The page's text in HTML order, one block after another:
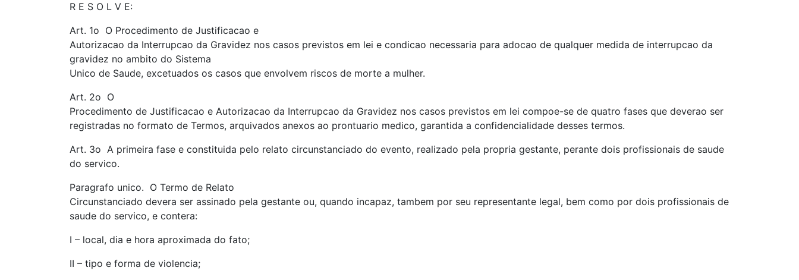
R E S O L V E:
Art. 1o O Procedimento de Justificacao e
Autorizacao da Interrupcao da Gravidez nos casos previstos em lei e condicao necessaria para adocao de qualquer medida de interrupcao da
gravidez no ambito do Sistema
Unico de Saude, excetuados os casos que envolvem riscos de morte a mulher.
Art. 2o O
Procedimento de Justificacao e Autorizacao da Interrupcao da Gravidez nos casos previstos em lei compoe-se de quatro fases que deverao ser
registradas no formato de Termos, arquivados anexos ao prontuario medico, garantida a confidencialidade desses termos.
Art. 3o A primeira fase e constituida pelo relato circunstanciado do evento, realizado pela propria gestante, perante dois profissionais de saude
do servico.
Paragrafo unico. O Termo de Relato
Circunstanciado devera ser assinado pela gestante ou, quando incapaz, tambem por seu representante legal, bem como por dois profissionais de
saude do servico, e contera:
I – local, dia e hora aproximada do fato;
II – tipo e forma de violencia;